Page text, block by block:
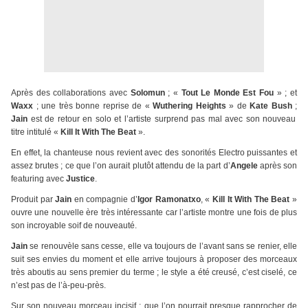
Après des collaborations avec Solomun; « Tout Le Monde Est Fou » ; et
Waxx ; une très bonne reprise de « Wuthering Heights » de Kate Bush;
Jain est de retour en solo et l’artiste surprend pas mal avec son nouveau
titre intitulé « Kill It With The Beat ».
En effet, la chanteuse nous revient avec des sonorités Electro puissantes et
assez brutes ; ce que l’on aurait plutôt attendu de la part d’Angeleaprès son
featuring avec Justice.
Produit parJain en compagnie d’ Igor Ramonatxo, « Kill It With The Beat»
ouvre une nouvelle ère très intéressante car l’artiste montre une fois de plus
son incroyable soif de nouveauté.
Jain se renouvèle sans cesse, elle va toujours de l’avant sans se renier, elle
suit ses envies du moment et elle arrive toujours à proposer des morceaux
très aboutis au sens premier du terme ; le style a été creusé, c’est ciselé, ce
n’est pas de l’à-peu-près.
Sur son nouveau morceau incisif ; que l’on pourrait presque rapprocher de